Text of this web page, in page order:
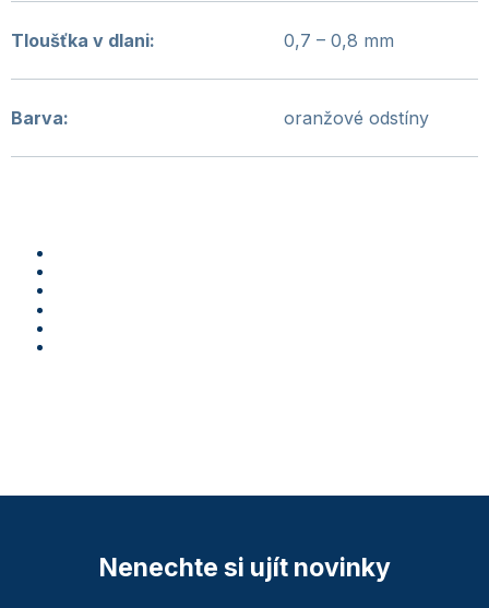
Tloušťka v dlani: 0,7 – 0,8 mm
Barva: oranžové odstíny
Nenechte si ujít novinky